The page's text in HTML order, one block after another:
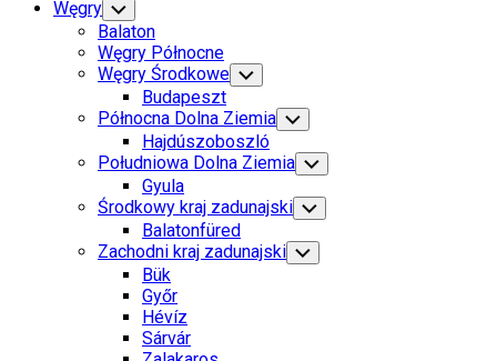
Current
Page
Parent
Węgry Toggle
Child
Menu
Current
Page
Parent
Balaton
Węgry Północne
Węgry Środkowe Toggle
Child
Menu
Budapeszt
Północna Dolna Ziemia Toggle
Child
Menu
Hajdúszoboszló
Południowa Dolna Ziemia Toggle
Child
Menu
Gyula
Środkowy kraj zadunajski Toggle
Child
Menu
Balatonfüred
Current
Page
Parent
Zachodni kraj zadunajski Toggle
Child
Bük
Győr
Current
Page
Hévíz
Sárvár